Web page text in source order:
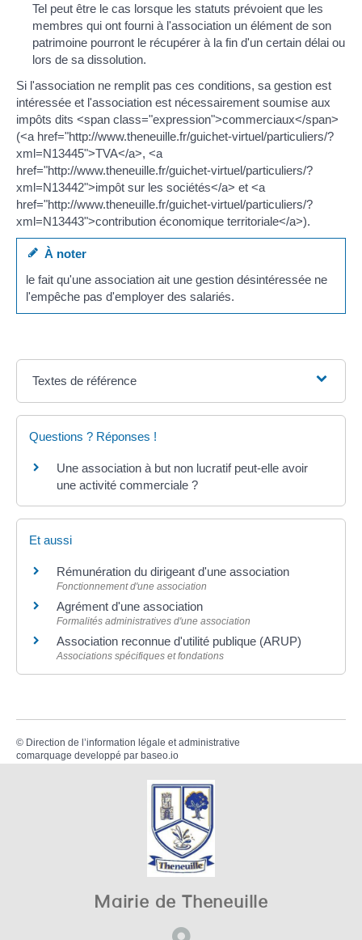
Tel peut être le cas lorsque les statuts prévoient que les
membres qui ont fourni à l'association un élément de son
patrimoine pourront le récupérer à la fin d'un certain délai ou
lors de sa dissolution.
Si l'association ne remplit pas ces conditions, sa gestion est
intéressée et l'association est nécessairement soumise aux
impôts dits <span class="expression">commerciaux</span>
(<a href="http://www.theneuille.fr/guichet-virtuel/particuliers/?
xml=N13445">TVA</a>, <a
href="http://www.theneuille.fr/guichet-virtuel/particuliers/?
xml=N13442">impôt sur les sociétés</a> et <a
href="http://www.theneuille.fr/guichet-virtuel/particuliers/?
xml=N13443">contribution économique territoriale</a>).
À noter
le fait qu'une association ait une gestion désintéressée ne
l'empêche pas d'employer des salariés.
Textes de référence
Questions ? Réponses !
Une association à but non lucratif peut-elle avoir
une activité commerciale ?
Et aussi
Rémunération du dirigeant d'une association
Fonctionnement d'une association
Agrément d'une association
Formalités administratives d'une association
Association reconnue d'utilité publique (ARUP)
Associations spécifiques et fondations
© Direction de l’information légale et administrative
comarquage developpé par baseo.io
Mairie de Theneuille